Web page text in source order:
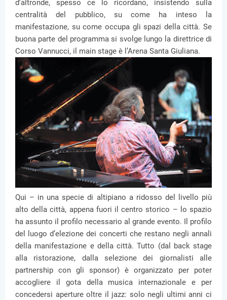
d’altronde, spesso ce lo ricordano, insistendo sulla
centralità del pubblico, su come ha inteso la
manifestazione, su come occupa gli spazi della città. Se
buona parte del programma si svolge lungo la direttrice di
Corso Vannucci, il main stage è l’Arena Santa Giuliana.
Qui – in una specie di altipiano a ridosso del livello più
alto della città, appena fuori il centro storico – lo spazio
ha assunto il profilo necessario al grande evento. Il profilo
del luogo d’elezione dei concerti che restano negli annali
della manifestazione e della città. Tutto (dal back stage
alla ristorazione, dalla selezione dei giornalisti alle
partnership con gli sponsor) è organizzato per poter
accogliere il gota della musica internazionale e per
concedersi aperture oltre il jazz: solo negli ultimi anni ci